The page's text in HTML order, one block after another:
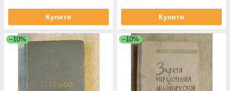
Купити Купити
–10% –10%